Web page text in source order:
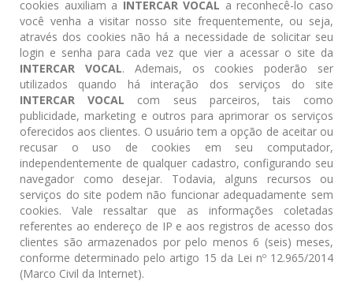
cookies auxiliam a INTERCAR VOCAL a reconhecê-lo caso
você venha a visitar nosso site frequentemente, ou seja,
através dos cookies não há a necessidade de solicitar seu
login e senha para cada vez que vier a acessar o site da
INTERCAR VOCAL. Ademais, os cookies poderão ser
utilizados quando há interação dos serviços do site
INTERCAR VOCAL com seus parceiros, tais como
publicidade, marketing e outros para aprimorar os serviços
oferecidos aos clientes. O usuário tem a opção de aceitar ou
recusar o uso de cookies em seu computador,
independentemente de qualquer cadastro, configurando seu
navegador como desejar. Todavia, alguns recursos ou
serviços do site podem não funcionar adequadamente sem
cookies. Vale ressaltar que as informações coletadas
referentes ao endereço de IP e aos registros de acesso dos
clientes são armazenados por pelo menos 6 (seis) meses,
conforme determinado pelo artigo 15 da Lei nº 12.965/2014
(Marco Civil da Internet).